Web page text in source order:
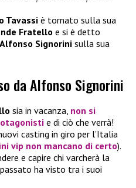
Tavassi è tornato sulla sua
Fratello e si è detto
Alfonso Signorini sulla sua
da Alfonso Signorini
sia in vacanza, non si
e di ciò che verrà!
casting in giro per l’Italia
vip non mancano di certo).
e capire chi varcherà la
ha visto tra i suoi